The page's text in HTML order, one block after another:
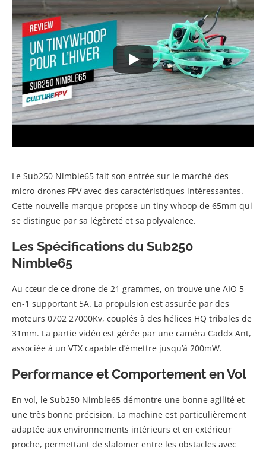
Le Sub250 Nimble65 fait son entrée sur le marché des
micro-drones FPV avec des caractéristiques intéressantes.
Cette nouvelle marque propose un tiny whoop de 65mm qui
se distingue par sa légèreté et sa polyvalence.
Les Spécifications du Sub250
Nimble65
Au cœur de ce drone de 21 grammes, on trouve une AIO 5-
en-1 supportant 5A. La propulsion est assurée par des
moteurs 0702 27000Kv, couplés à des hélices HQ tribales de
31mm. La partie vidéo est gérée par une caméra Caddx Ant,
associée à un VTX capable d’émettre jusqu’à 200mW.
Performance et Comportement en Vol
En vol, le Sub250 Nimble65 démontre une bonne agilité et
une très bonne précision. La machine est particulièrement
adaptée aux environnements intérieurs et en extérieur
proche, permettant de slalomer entre les obstacles avec